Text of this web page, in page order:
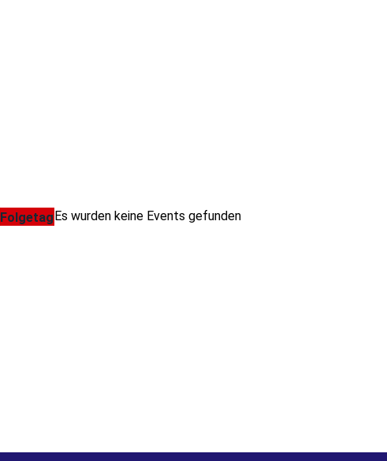
FolgetagEs wurden keine Events gefunden